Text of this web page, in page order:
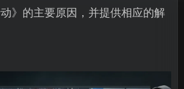
》的主要原因，并提供相应的解